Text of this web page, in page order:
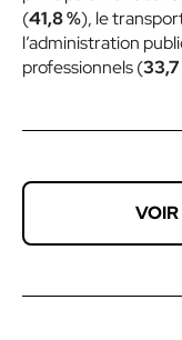
(41,8 %), le
l’administration
professionnels (33,7